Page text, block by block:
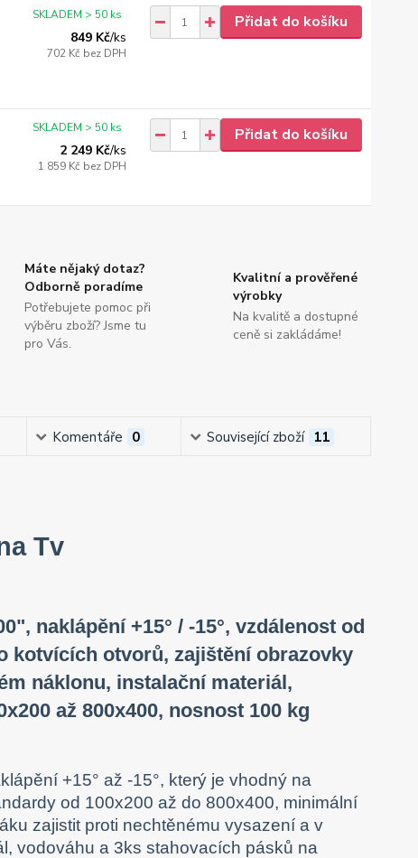
849 Kč/ks
702 Kč bez DPH
SKLADEM > 50 ks Přidat do košíku
2 249 Kč/ks
1 859 Kč bez DPH
SKLADEM > 50 ks Přidat do košíku
Máte nějaký dotaz?
Odborně poradíme
Potřebujete pomoc při
výběru zboží? Jsme tu
pro Vás.
Kvalitní a prověřené
výrobky
Na kvalitě a dostupné
ceně si zakládáme!
Komentáře 0 Související zboží 11
Tv
naklápění +15° / -15°, vzdálenost od
kotvících otvorů, zajištění obrazovky
náklonu, instalační materiál,
až 800x400, nosnost 100 kg
+15° až -15°, který je vhodný na
od 100x200 až do 800x400, minimální
zajistit proti nechtěnému vysazení a v
vodováhu a 3ks stahovacích pásků na